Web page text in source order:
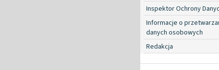
Inspektor Ochrony
Informacje o
danych osobowych
Redakcja